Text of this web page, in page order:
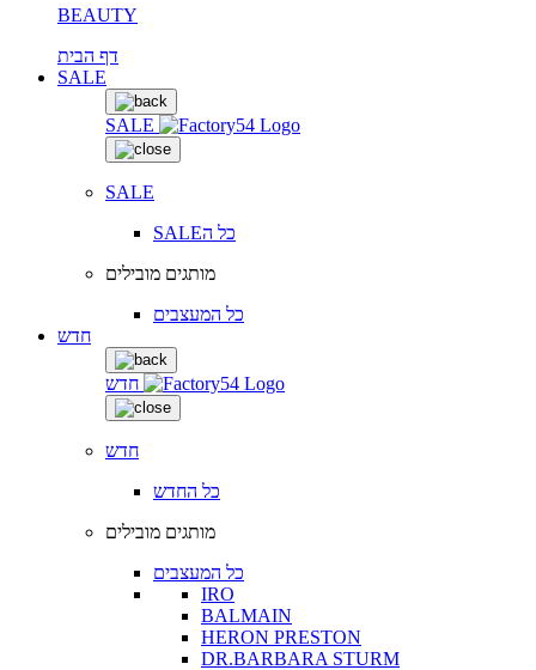
BEAUTY
דף הבית
SALE
SALE
SALE
SALEכל ה
מותגים מובילים
כל המעצבים
חדש
חדש
חדש
כל החדש
מותגים מובילים
כל המעצבים
IRO
BALMAIN
HERON PRESTON
DR.BARBARA STURM